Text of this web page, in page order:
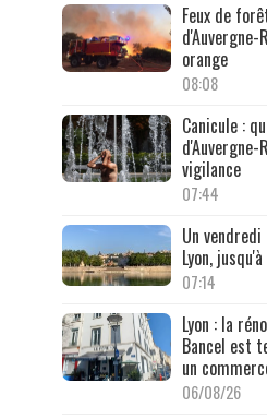
Feux de
orange
08:08
Canicule :
vigilance
07:44
Un
Lyon,
07:14
Lyon : la
Bancel est
un
06/08/26